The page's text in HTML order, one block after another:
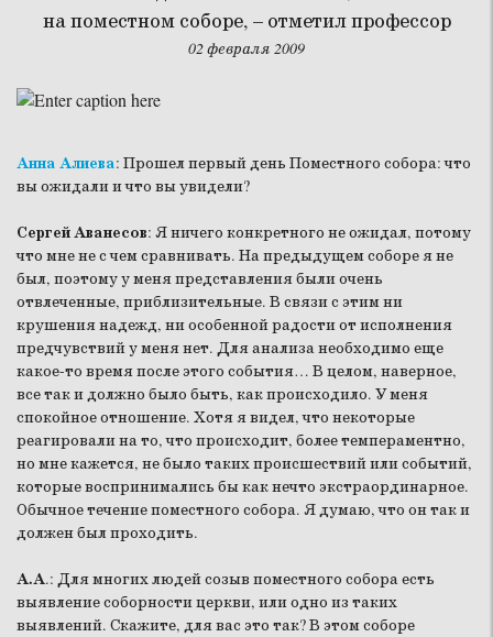
на поместном соборе, – отметил профессор
02 февраля 2009
Анна Алиева: Прошел первый день Поместного собора: что
вы ожидали и что вы увидели?
Сергей Аванесов: Я ничего конкретного не ожидал, потому
что мне не с чем сравнивать. На предыдущем соборе я не
был, поэтому у меня представления были очень
отвлеченные, приблизительные. В связи с этим ни
крушения надежд, ни особенной радости от исполнения
предчувствий у меня нет. Для анализа необходимо еще
какое-то время после этого события… В целом, наверное,
все так и должно было быть, как происходило. У меня
спокойное отношение. Хотя я видел, что некоторые
реагировали на то, что происходит, более темпераментно,
но мне кажется, не было таких происшествий или событий,
которые воспринимались бы как нечто экстраординарное.
Обычное течение поместного собора. Я думаю, что он так и
должен был проходить.
А.А.: Для многих людей созыв поместного собора есть
выявление соборности церкви, или одно из таких
выявлений. Скажите, для вас это так? В этом соборе